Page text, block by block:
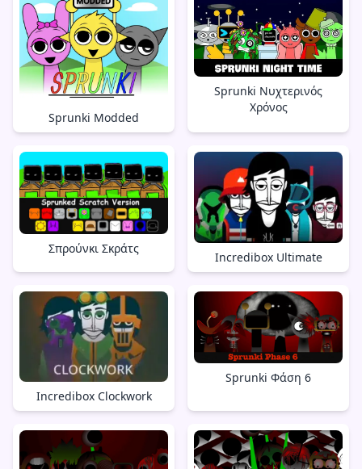
Sprunki Modded
Sprunki Νυχτερινός
Χρόνος
Σπρούνκι Σκράτς
Incredibox Ultimate
Incredibox Clockwork
Sprunki Φάση 6